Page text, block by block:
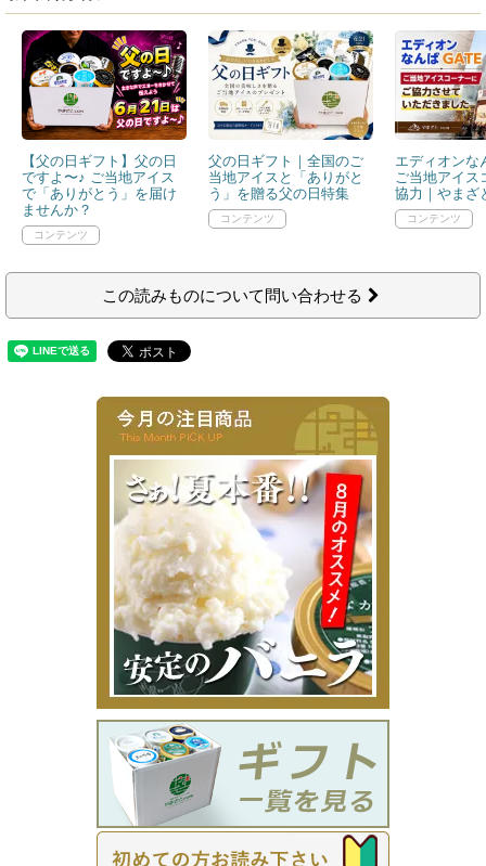
【父の日ギフト】父の日
ですよ〜♪ ご当地アイス
で「ありがとう」を届け
ませんか？
父の日ギフト｜全国のご
当地アイスと「ありがと
う」を贈る父の日特集
エディオンな
ご当地アイス
協力｜やまざ
この読みものについて問い合わせる